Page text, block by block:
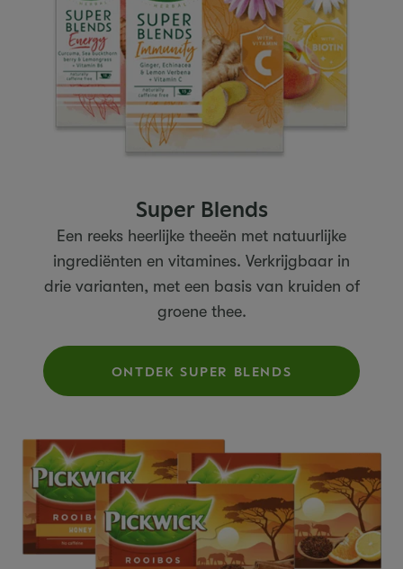
Super Blends
Een reeks heerlijke theeën met natuurlijke
ingrediënten en vitamines. Verkrijgbaar in
drie varianten, met een basis van kruiden of
groene thee.
ONTDEK SUPER BLENDS